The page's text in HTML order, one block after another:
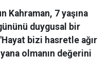
Kahraman, 7 yaşına
duygusal bir
bizi hasretle ağır
olmanın değerini